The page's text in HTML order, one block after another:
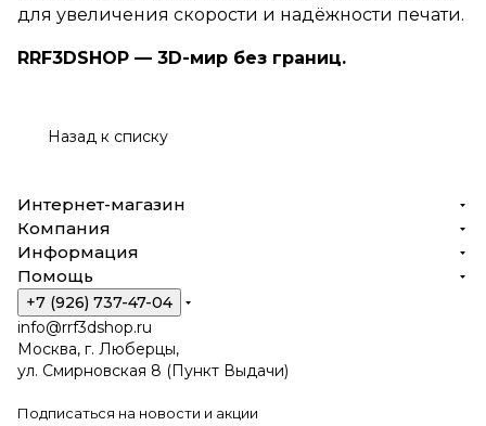
для увеличения скорости и надёжности печати.
RRF3DSHOP — 3D-мир без границ.
Назад к списку
Интернет-магазин
Компания
Информация
Помощь
+7 (926) 737-47-04
info@rrf3dshop.ru
Москва, г. Люберцы,
ул. Смирновская 8 (Пункт Выдачи)
Подписаться на новости и акции